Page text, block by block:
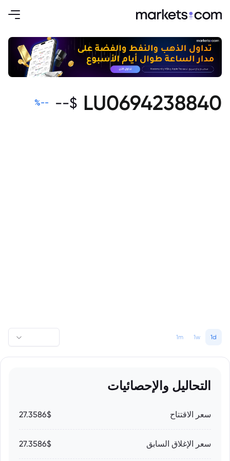
LU0694238840
$
--
--
%
1d
1w
1m
التحاليل والإحصائيات
سعر الاقتتاح 27.3586$
سعر الإغلاق السابق 27.3586$